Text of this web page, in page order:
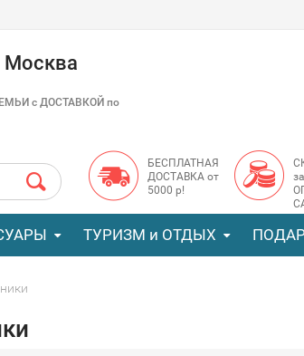
Москва
с ДОСТАВКОЙ по
БЕСПЛАТНАЯ
ДОСТАВКА от
5000 р!
ТУРИЗМ и ОТДЫХ